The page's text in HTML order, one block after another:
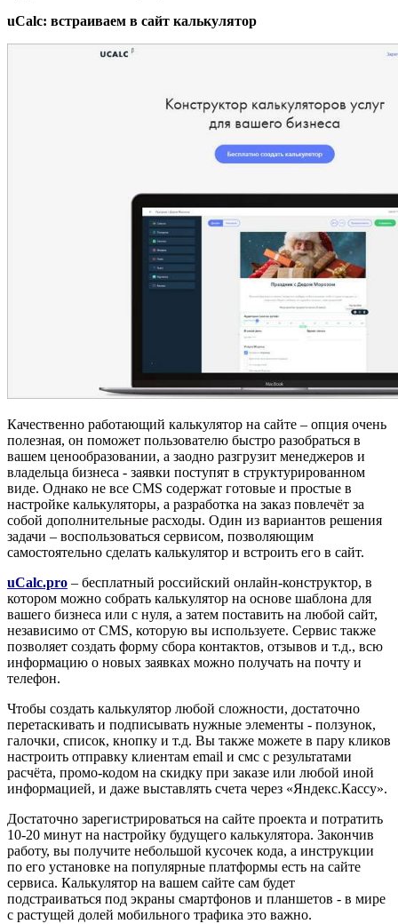
uCalc: встраиваем в сайт калькулятор
Качественно работающий калькулятор на сайте – опция очень
полезная, он поможет пользователю быстро разобраться в
вашем ценообразовании, а заодно разгрузит менеджеров и
владельца бизнеса - заявки поступят в структурированном
виде. Однако не все CMS содержат готовые и простые в
настройке калькуляторы, а разработка на заказ повлечёт за
собой дополнительные расходы. Один из вариантов решения
задачи – воспользоваться сервисом, позволяющим
самостоятельно сделать калькулятор и встроить его в сайт.
uCalc.pro – бесплатный российский онлайн-конструктор, в
котором можно собрать калькулятор на основе шаблона для
вашего бизнеса или с нуля, а затем поставить на любой сайт,
независимо от CMS, которую вы используете. Сервис также
позволяет создать форму сбора контактов, отзывов и т.д., всю
информацию о новых заявках можно получать на почту и
телефон.
Чтобы создать калькулятор любой сложности, достаточно
перетаскивать и подписывать нужные элементы - ползунок,
галочки, список, кнопку и т.д. Вы также можете в пару кликов
настроить отправку клиентам email и смс с результатами
расчёта, промо-кодом на скидку при заказе или любой иной
информацией, и даже выставлять счета через «Яндекс.Кассу».
Достаточно зарегистрироваться на сайте проекта и потратить
10-20 минут на настройку будущего калькулятора. Закончив
работу, вы получите небольшой кусочек кода, а инструкции
по его установке на популярные платформы есть на сайте
сервиса. Калькулятор на вашем сайте сам будет
подстраиваться под экраны смартфонов и планшетов - в мире
с растущей долей мобильного трафика это важно.